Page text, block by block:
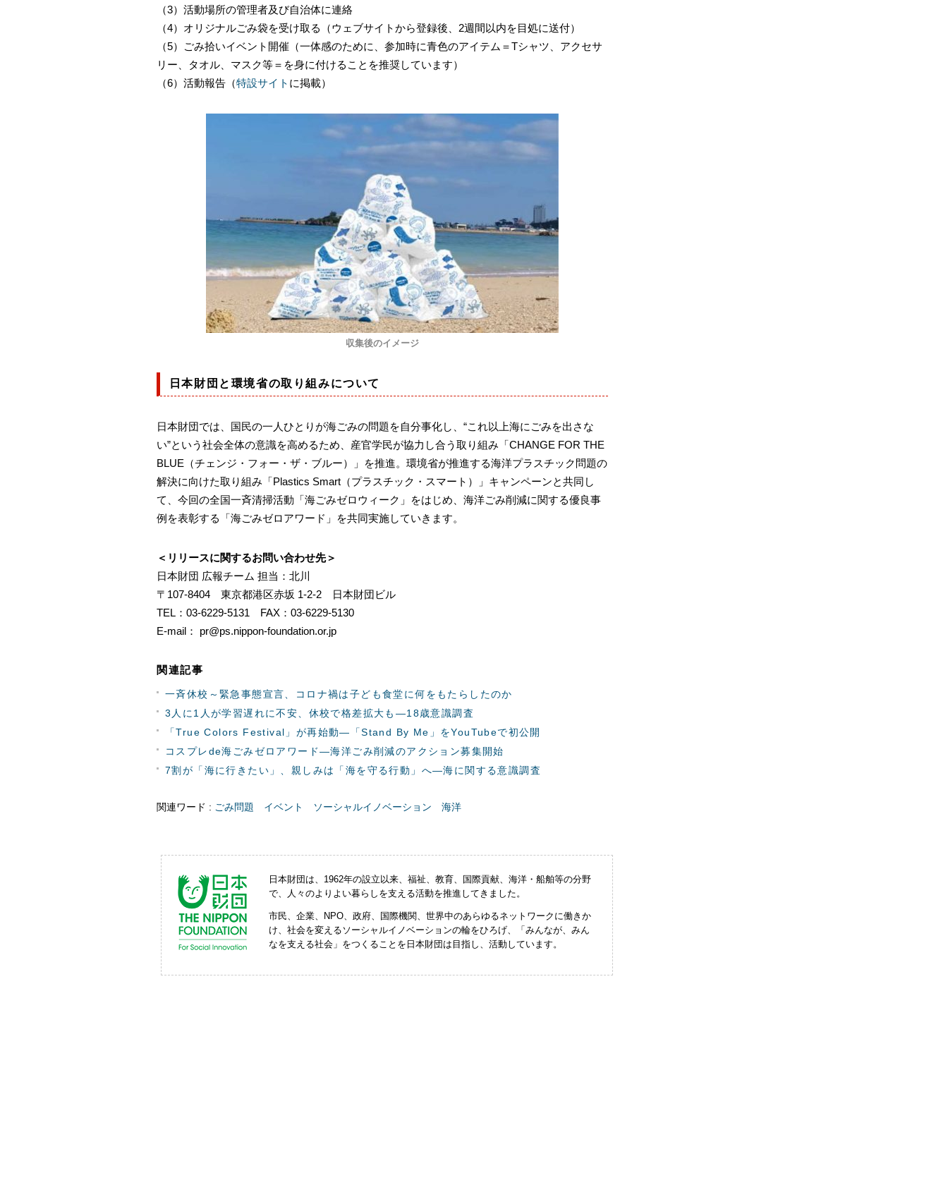
（3）活動場所の管理者及び自治体に連絡
（4）オリジナルごみ袋を受け取る（ウェブサイトから登録後、2週間以内を目処に送付）
（5）ごみ拾いイベント開催（一体感のために、参加時に青色のアイテム＝Tシャツ、アクセサ
リー、タオル、マスク等＝を身に付けることを推奨しています）
（6）活動報告（特設サイト に掲載）
収集後のイメージ
日本財団と環境省の取り組みについて
日本財団では、国民の一人ひとりが海ごみの問題を自分事化し、“これ以上海にごみを出さな
い”という社会全体の意識を高めるため、産官学民が協力し合う取り組み「CHANGE FOR THE
BLUE（チェンジ・フォー・ザ・ブルー）」を推進。環境省が推進する海洋プラスチック問題の
解決に向けた取り組み「Plastics Smart（プラスチック・スマート）」キャンペーンと共同し
て、今回の全国一斉清掃活動「海ごみゼロウィーク」をはじめ、海洋ごみ削減に関する優良事
例を表彰する「海ごみゼロアワード」を共同実施していきます。
＜リリースに関するお問い合わせ先＞
日本財団 広報チーム 担当：北川
〒107-8404 東京都港区赤坂 1-2-2 日本財団ビル
TEL：03-6229-5131 FAX：03-6229-5130
E-mail： pr@ps.nippon-foundation.or.jp
関連記事
一斉休校～緊急事態宣言、コロナ禍は子ども食堂に何をもたらしたのか
3人に1人が学習遅れに不安、休校で格差拡大も―18歳意識調査
「True Colors Festival」が再始動―「Stand By Me」をYouTubeで初公開
コスプレde海ごみゼロアワード―海洋ごみ削減のアクション募集開始
7割が「海に行きたい」、親しみは「海を守る行動」へ―海に関する意識調査
関連ワード : ごみ問題 イベント ソーシャルイノベーション 海洋
日本財団は、1962年の設立以来、福祉、教育、国際貢献、海洋・船舶等の分野
で、人々のよりよい暮らしを支える活動を推進してきました。
市民、企業、NPO、政府、国際機関、世界中のあらゆるネットワークに働きか
け、社会を変えるソーシャルイノベーションの輪をひろげ、「みんなが、みん
なを支える社会」をつくることを日本財団は目指し、活動しています。